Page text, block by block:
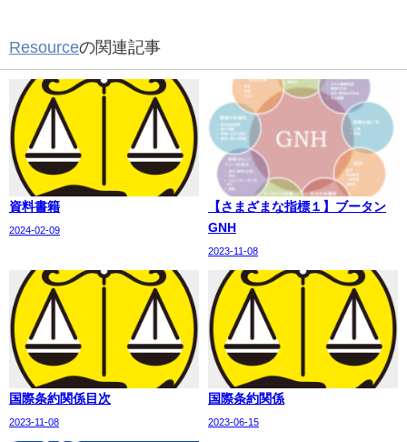
Resourceの関連記事
資料書籍
2024-02-09
【さまざまな指標１】ブータン
GNH
2023-11-08
国際条約関係目次
2023-11-08
国際条約関係
2023-06-15